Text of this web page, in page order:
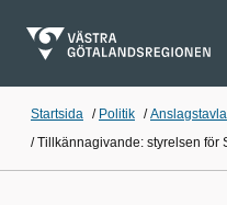
Startsida / Politik /Anslagstavla
/Tillkännagivande: styrelsen för